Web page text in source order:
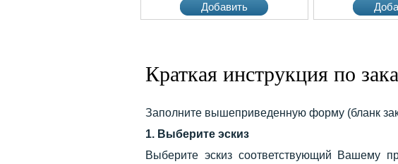
Добавить Добавить
Краткая инструкция по
Заполните вышеприведенную форму (бланк
1. Выберите эскиз
Выберите эскиз соответствующий Вашему